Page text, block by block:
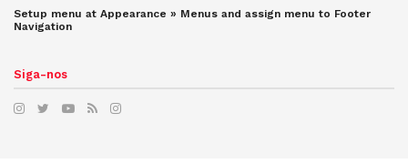
Setup menu at Appearance » Menus and assign menu to Footer
Navigation
Siga-nos